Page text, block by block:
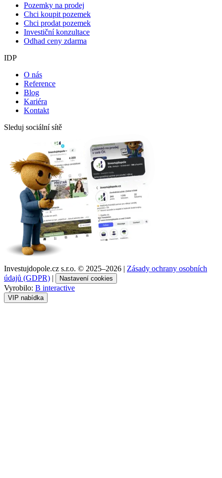
Pozemky na prodej
Chci koupit pozemek
Chci prodat pozemek
Investiční konzultace
Odhad ceny zdarma
IDP
O nás
Reference
Blog
Kariéra
Kontakt
Sleduj sociální sítě
Investujdopole.cz s.r.o. © 2025–2026 | Zásady ochrany osobních
údajů (GDPR) | Nastavení cookies
Vyrobilo: B interactive
VIP nabídka